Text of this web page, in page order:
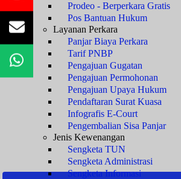
Prodeo - Berperkara Gratis
Pos Bantuan Hukum
Layanan Perkara
Panjar Biaya Perkara
Tarif PNBP
Pengajuan Gugatan
Pengajuan Permohonan
Pengajuan Upaya Hukum
Pendaftaran Surat Kuasa
Infografis E-Court
Pengembalian Sisa Panjar
Jenis Kewenangan
Sengketa TUN
Sengketa Administrasi
Sengketa Informasi